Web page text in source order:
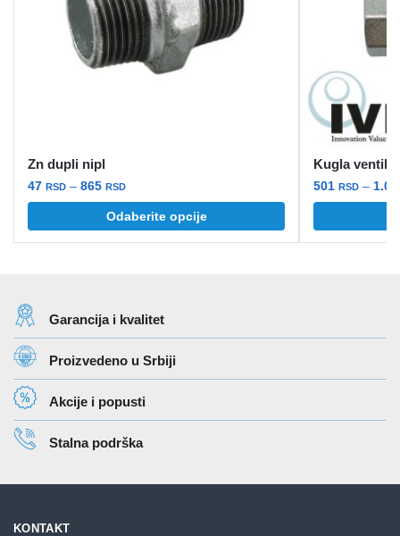
Zn dupli nipl
47 RSD – 865 RSDRaspon
cena:
od
47 rsd
Odaberite opcije
varijanti.
Opcije
mogu
biti
izabrane
na
stranici
proizvoda.
Kugla ventil
501 RSD –
Garancija i kvalitet
Proizvedeno u Srbiji
Akcije i popusti
Stalna podrška
KONTAKT